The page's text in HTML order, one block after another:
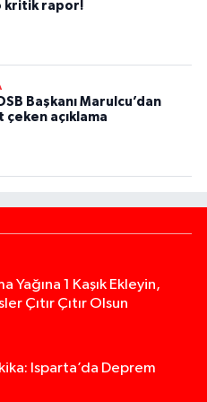
kritik rapor!
Başkanı Marulcu’dan
çeken açıklama
Yağına 1 Kaşık Ekleyin,
Çıtır Çıtır Olsun
Isparta’da Deprem